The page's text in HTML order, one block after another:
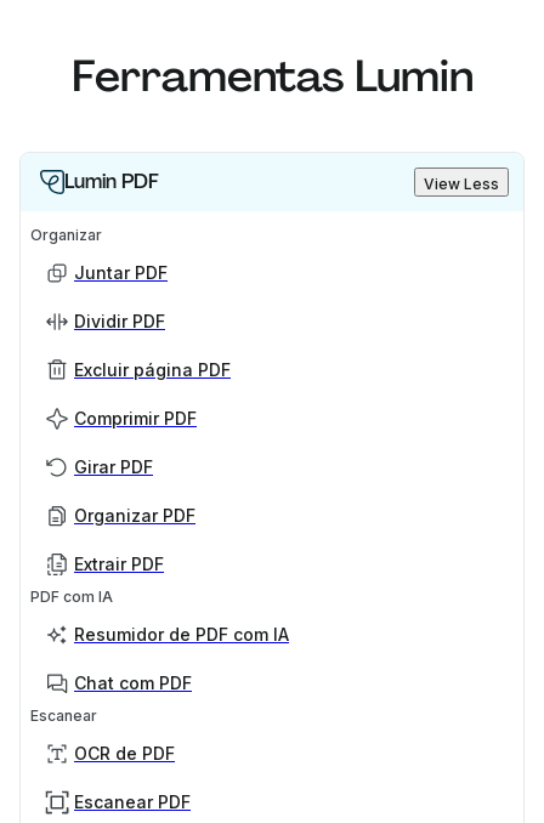
Ferramentas Lumin
Lumin PDF View Less
Organizar
Juntar PDF
Dividir PDF
Excluir página PDF
Comprimir PDF
Girar PDF
Organizar PDF
Extrair PDF
PDF com IA
Resumidor de PDF com IA
Chat com PDF
Escanear
OCR de PDF
Escanear PDF